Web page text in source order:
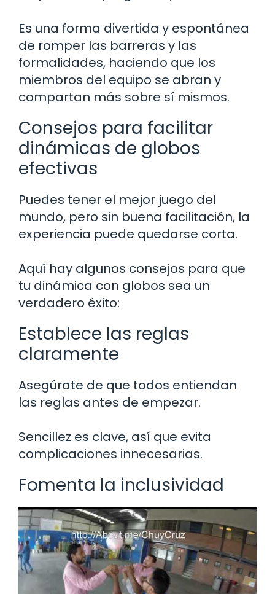
Es una forma divertida y espontánea
de romper las barreras y las
formalidades, haciendo que los
miembros del equipo se abran y
compartan más sobre sí mismos.
Consejos para facilitar
dinámicas de globos
efectivas
Puedes tener el mejor juego del
mundo, pero sin buena facilitación, la
experiencia puede quedarse corta.
Aquí hay algunos consejos para que
tu dinámica con globos sea un
verdadero éxito:
Establece las reglas
claramente
Asegúrate de que todos entiendan
las reglas antes de empezar.
Sencillez es clave, así que evita
complicaciones innecesarias.
Fomenta la inclusividad